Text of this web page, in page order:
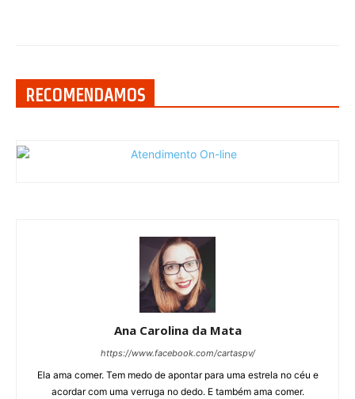
RECOMENDAMOS
Ana Carolina da Mata
https://www.facebook.com/cartaspv/
Ela ama comer. Tem medo de apontar para uma estrela no céu e
acordar com uma verruga no dedo. E também ama comer.